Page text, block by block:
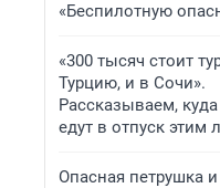
«Беспилотную
«300 тысяч стоит
Турцию, и в Сочи».
Рассказываем,
едут в отпуск этим
Опасная петрушка